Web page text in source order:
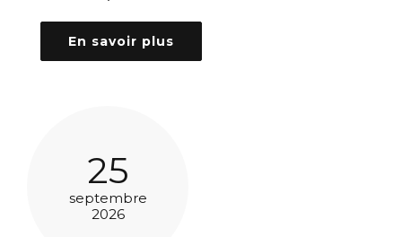
En savoir plus
25
septembre
2026